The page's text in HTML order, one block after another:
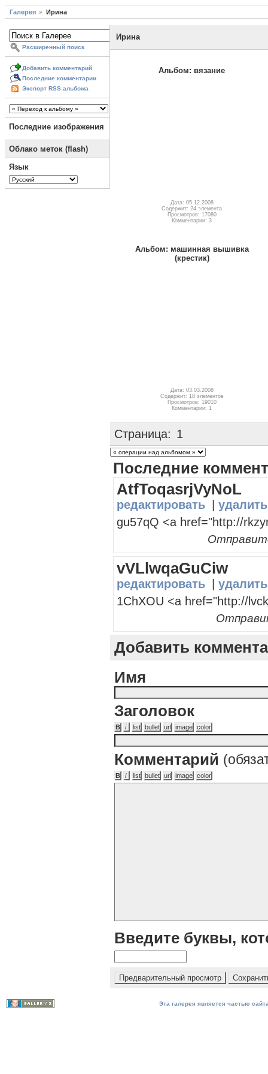
Галерея Ирина
Расширенный поиск
Добавить комментарий
Последние комментарии
Экспорт RSS альбома
Последние изображения
Облако меток (flash)
Язык
Ирина
Альбом: вязание
Дата: 05.12.2008
Содержит: 24 элемента
Просмотров: 17080
Комментарии: 3
Альбом: машинная вышивка
(крестик)
Дата: 03.03.2008
Содержит: 18 элементов
Просмотров: 19010
Комментарии: 1
Страница: 1
Последние
AtfToqasrjVyNoL
редактировать
удалить
gu57qQ <a href="http://
vVLlwqaGuCiw
редактировать
удалить
1ChXOU <a href="http://
Добавить
Имя
Заголовок
Комментарий
Введите буквы,
Эта галерея является частью